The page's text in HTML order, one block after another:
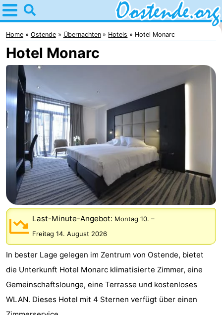
Home
Oostende
Tipps
Für
kindern
Übernachten
Appartements
Campingplätze
Ferienhäuser
Breeduyn
Village
-
Hippodroom
Hotels
Zimmer
(mit
Frühstück)
Lastminutes
Strand
Home Ostende Übernachten Hotels Hotel Monarc
Hotel Monarc
Last-Minute-Angebot: Montag 10. –
Freitag 14. August 2026
In bester Lage gelegen im Zentrum von Ostende, bietet
die Unterkunft Hotel Monarc klimatisierte Zimmer, eine
Gemeinschaftslounge, eine Terrasse und kostenloses
WLAN. Dieses Hotel mit 4 Sternen verfügt über einen